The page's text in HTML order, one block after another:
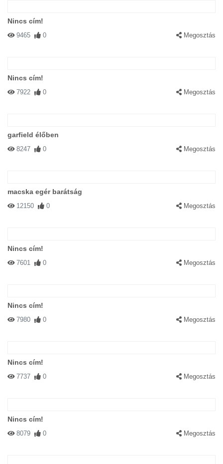
Nincs cím!
9465 0 Megosztás
Nincs cím!
7922 0 Megosztás
garfield élőben
8247 0 Megosztás
macska egér barátság
12150 0 Megosztás
Nincs cím!
7601 0 Megosztás
Nincs cím!
7980 0 Megosztás
Nincs cím!
7737 0 Megosztás
Nincs cím!
8079 0 Megosztás